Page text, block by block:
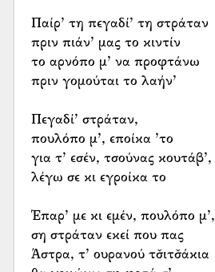
Παίρ’ τη πεγαδί’ τη στράταν
πριν πιάν’ μας το κιντίν
το αρνόπο μ’ να προφτάνω
πριν γομούται το λαήν’
Πεγαδί’ στράταν,
πουλόπο μ’, εποίκα ’το
για τ’ εσέν, τσούνας κουτάβ’,
λέγω σε κι εγροίκα το
Έπαρ’ με κι εμέν, πουλόπο μ’,
ση στράταν εκεί που πας
Άστρα, τ’ ουρανού τσ̌ιτσ̌άκια